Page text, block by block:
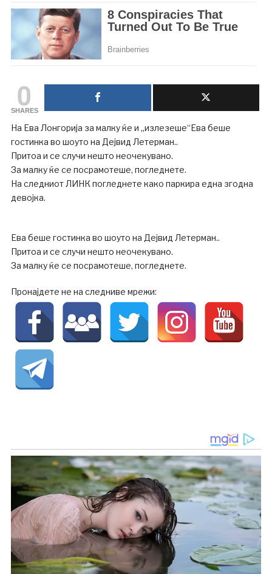
0
SHARES
На Ева Лонгорија за малку ќе и „излезеше“Ева беше
гостинка во шоуто на Дејвид Летерман..
Притоа и се случи нешто неочекувано.
За малку ќе се посрамотеше, погледнете.
На следниот ЛИНК погледнете како паркира една згодна
девојка.
Ева беше гостинка во шоуто на Дејвид Летерман..
Притоа и се случи нешто неочекувано.
За малку ќе се посрамотеше, погледнете.
Пронајдете не на следниве мрежи: